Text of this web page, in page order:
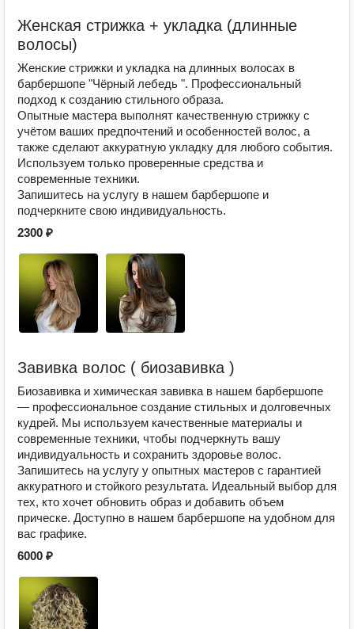
Женская стрижка + укладка (длинные
волосы)
Женские стрижки и укладка на длинных волосах в
барбершопе "Чёрный лебедь ". Профессиональный
подход к созданию стильного образа.
Опытные мастера выполнят качественную стрижку с
учётом ваших предпочтений и особенностей волос, а
также сделают аккуратную укладку для любого события.
Используем только проверенные средства и
современные техники.
Запишитесь на услугу в нашем барбершопе и
подчеркните свою индивидуальность.
2300 ₽
Завивка волос ( биозавивка )
Биозавивка и химическая завивка в нашем барбершопе
— профессиональное создание стильных и долговечных
кудрей. Мы используем качественные материалы и
современные техники, чтобы подчеркнуть вашу
индивидуальность и сохранить здоровье волос.
Запишитесь на услугу у опытных мастеров с гарантией
аккуратного и стойкого результата. Идеальный выбор для
тех, кто хочет обновить образ и добавить объем
прическе. Доступно в нашем барбершопе на удобном для
вас графике.
6000 ₽